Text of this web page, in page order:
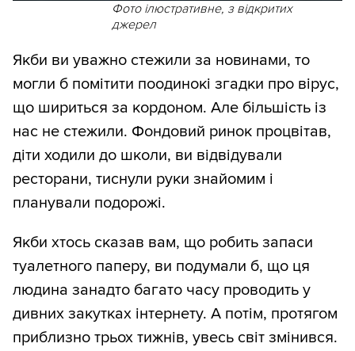
Фото ілюстративне, з відкритих
джерел
Якби ви уважно стежили за новинами, то
могли б помітити поодинокі згадки про вірус,
що шириться за кордоном. Але більшість із
нас не стежили. Фондовий ринок процвітав,
діти ходили до школи, ви відвідували
ресторани, тиснули руки знайомим і
планували подорожі.
Якби хтось сказав вам, що робить запаси
туалетного паперу, ви подумали б, що ця
людина занадто багато часу проводить у
дивних закутках інтернету. А потім, протягом
приблизно трьох тижнів, увесь світ змінився.